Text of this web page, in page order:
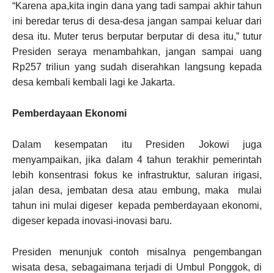
“Karena apa,kita ingin dana yang tadi sampai akhir tahun
ini beredar terus di desa-desa jangan sampai keluar dari
desa itu. Muter terus berputar berputar di desa itu,” tutur
Presiden seraya menambahkan, jangan sampai uang
Rp257 triliun yang sudah diserahkan langsung kepada
desa kembali kembali lagi ke Jakarta.
Pemberdayaan Ekonomi
Dalam kesempatan itu Presiden Jokowi juga
menyampaikan, jika dalam 4 tahun terakhir pemerintah
lebih konsentrasi fokus ke infrastruktur, saluran irigasi,
jalan desa, jembatan desa atau embung, maka mulai
tahun ini mulai digeser kepada pemberdayaan ekonomi,
digeser kepada inovasi-inovasi baru.
Presiden menunjuk contoh misalnya pengembangan
wisata desa, sebagaimana terjadi di Umbul Ponggok, di